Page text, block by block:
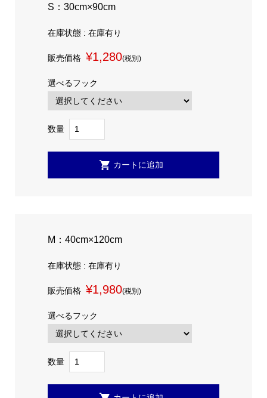
S：30cm×90cm
在庫状態 : 在庫有り
販売価格 ¥1,280(税別)
選べるフック
数量
M：40cm×120cm
在庫状態 : 在庫有り
販売価格 ¥1,980(税別)
選べるフック
数量